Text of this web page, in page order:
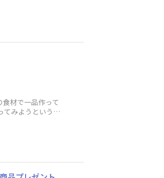
材で一品作って
てみようという企